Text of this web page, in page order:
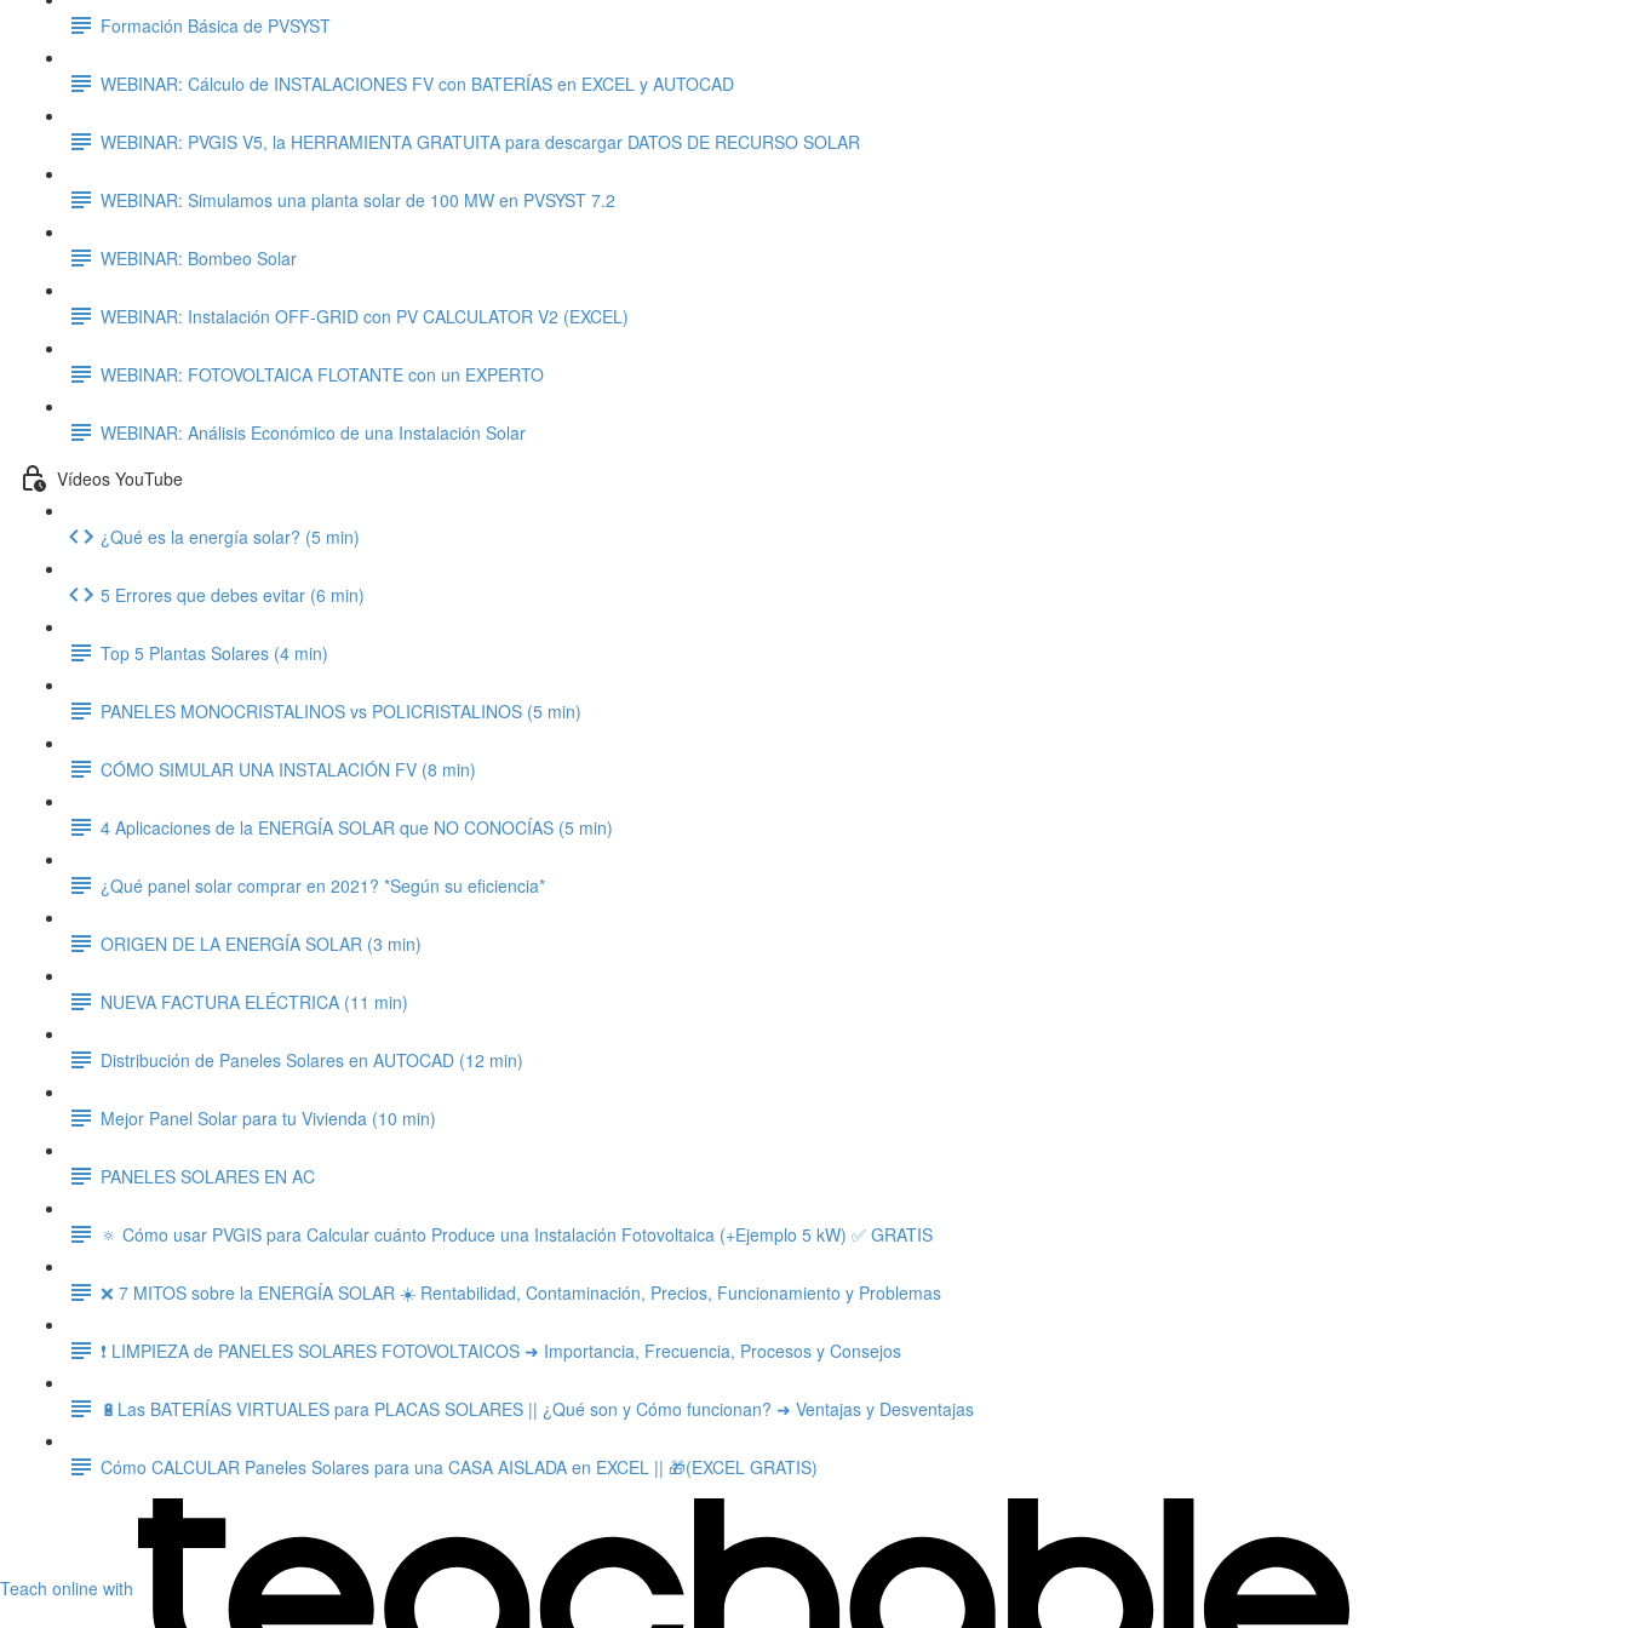
Formación Básica de PVSYST
WEBINAR: Cálculo de INSTALACIONES FV con BATERÍAS en EXCEL y AUTOCAD
WEBINAR: PVGIS V5, la HERRAMIENTA GRATUITA para descargar DATOS DE RECURSO SOLAR
WEBINAR: Simulamos una planta solar de 100 MW en PVSYST 7.2
WEBINAR: Bombeo Solar
WEBINAR: Instalación OFF-GRID con PV CALCULATOR V2 (EXCEL)
WEBINAR: FOTOVOLTAICA FLOTANTE con un EXPERTO
WEBINAR: Análisis Económico de una Instalación Solar
Vídeos YouTube
¿Qué es la energía solar? (5 min)
5 Errores que debes evitar (6 min)
Top 5 Plantas Solares (4 min)
PANELES MONOCRISTALINOS vs POLICRISTALINOS (5 min)
CÓMO SIMULAR UNA INSTALACIÓN FV (8 min)
4 Aplicaciones de la ENERGÍA SOLAR que NO CONOCÍAS (5 min)
¿Qué panel solar comprar en 2021? *Según su eficiencia*
ORIGEN DE LA ENERGÍA SOLAR (3 min)
NUEVA FACTURA ELÉCTRICA (11 min)
Distribución de Paneles Solares en AUTOCAD (12 min)
Mejor Panel Solar para tu Vivienda (10 min)
PANELES SOLARES EN AC
🔅 Cómo usar PVGIS para Calcular cuánto Produce una Instalación Fotovoltaica (+Ejemplo 5 kW) ✅ GRATIS
❌ 7 MITOS sobre la ENERGÍA SOLAR ☀️ Rentabilidad, Contaminación, Precios, Funcionamiento y Problemas
❗ LIMPIEZA de PANELES SOLARES FOTOVOLTAICOS ➜ Importancia, Frecuencia, Procesos y Consejos
🔋Las BATERÍAS VIRTUALES para PLACAS SOLARES || ¿Qué son y Cómo funcionan? ➜ Ventajas y Desventajas
Cómo CALCULAR Paneles Solares para una CASA AISLADA en EXCEL || 🎁(EXCEL GRATIS)
Teach online with